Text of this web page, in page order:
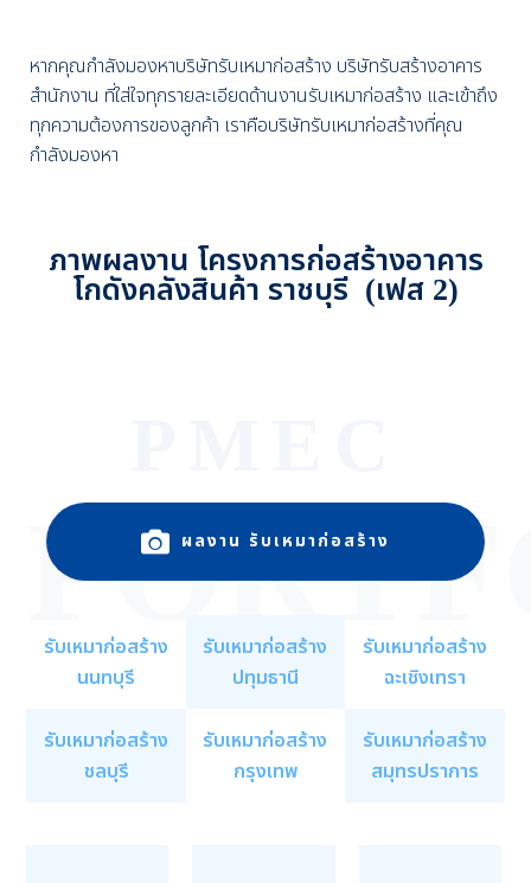
หากคุณกำลังมองหาบริษัทรับเหมาก่อสร้าง บริษัทรับสร้างอาคาร
สำนักงาน ที่ใส่ใจทุกรายละเอียดด้านงานรับเหมาก่อสร้าง และเข้าถึง
ทุกความต้องการของลูกค้า เราคือบริษัทรับเหมาก่อสร้างที่คุณ
กำลังมองหา
ภาพผลงาน โครงการก่อสร้างอาคาร
โกดังคลังสินค้า ราชบุรี (เฟส 2)
ผลงาน รับเหมาก่อสร้าง
รับเหมาก่อสร้าง
นนทบุรี
รับเหมาก่อสร้าง
ปทุมธานี
รับเหมาก่อสร้าง
ฉะเชิงเทรา
รับเหมาก่อสร้าง
ชลบุรี
รับเหมาก่อสร้าง
กรุงเทพ
รับเหมาก่อสร้าง
สมุทรปราการ